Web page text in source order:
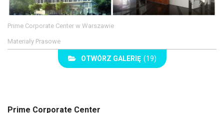
Prime Corporate Center w Warszawie
Materiały Prasowe
OTWÓRZ GALERIĘ (19)
Prime Corporate Center